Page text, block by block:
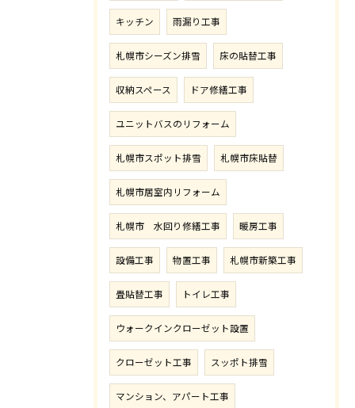
キッチン 雨漏り工事
札幌市シーズン排雪 床の貼替工事
収納スペース ドア修繕工事
ユニットバスのリフォーム
札幌市スポット排雪 札幌市床貼替
札幌市居室内リフォーム
札幌市 水回り修繕工事 暖房工事
設備工事 物置工事 札幌市新築工事
畳貼替工事 トイレ工事
ウォークインクローゼット設置
クローゼット工事 スッポト排雪
マンション、アパート工事